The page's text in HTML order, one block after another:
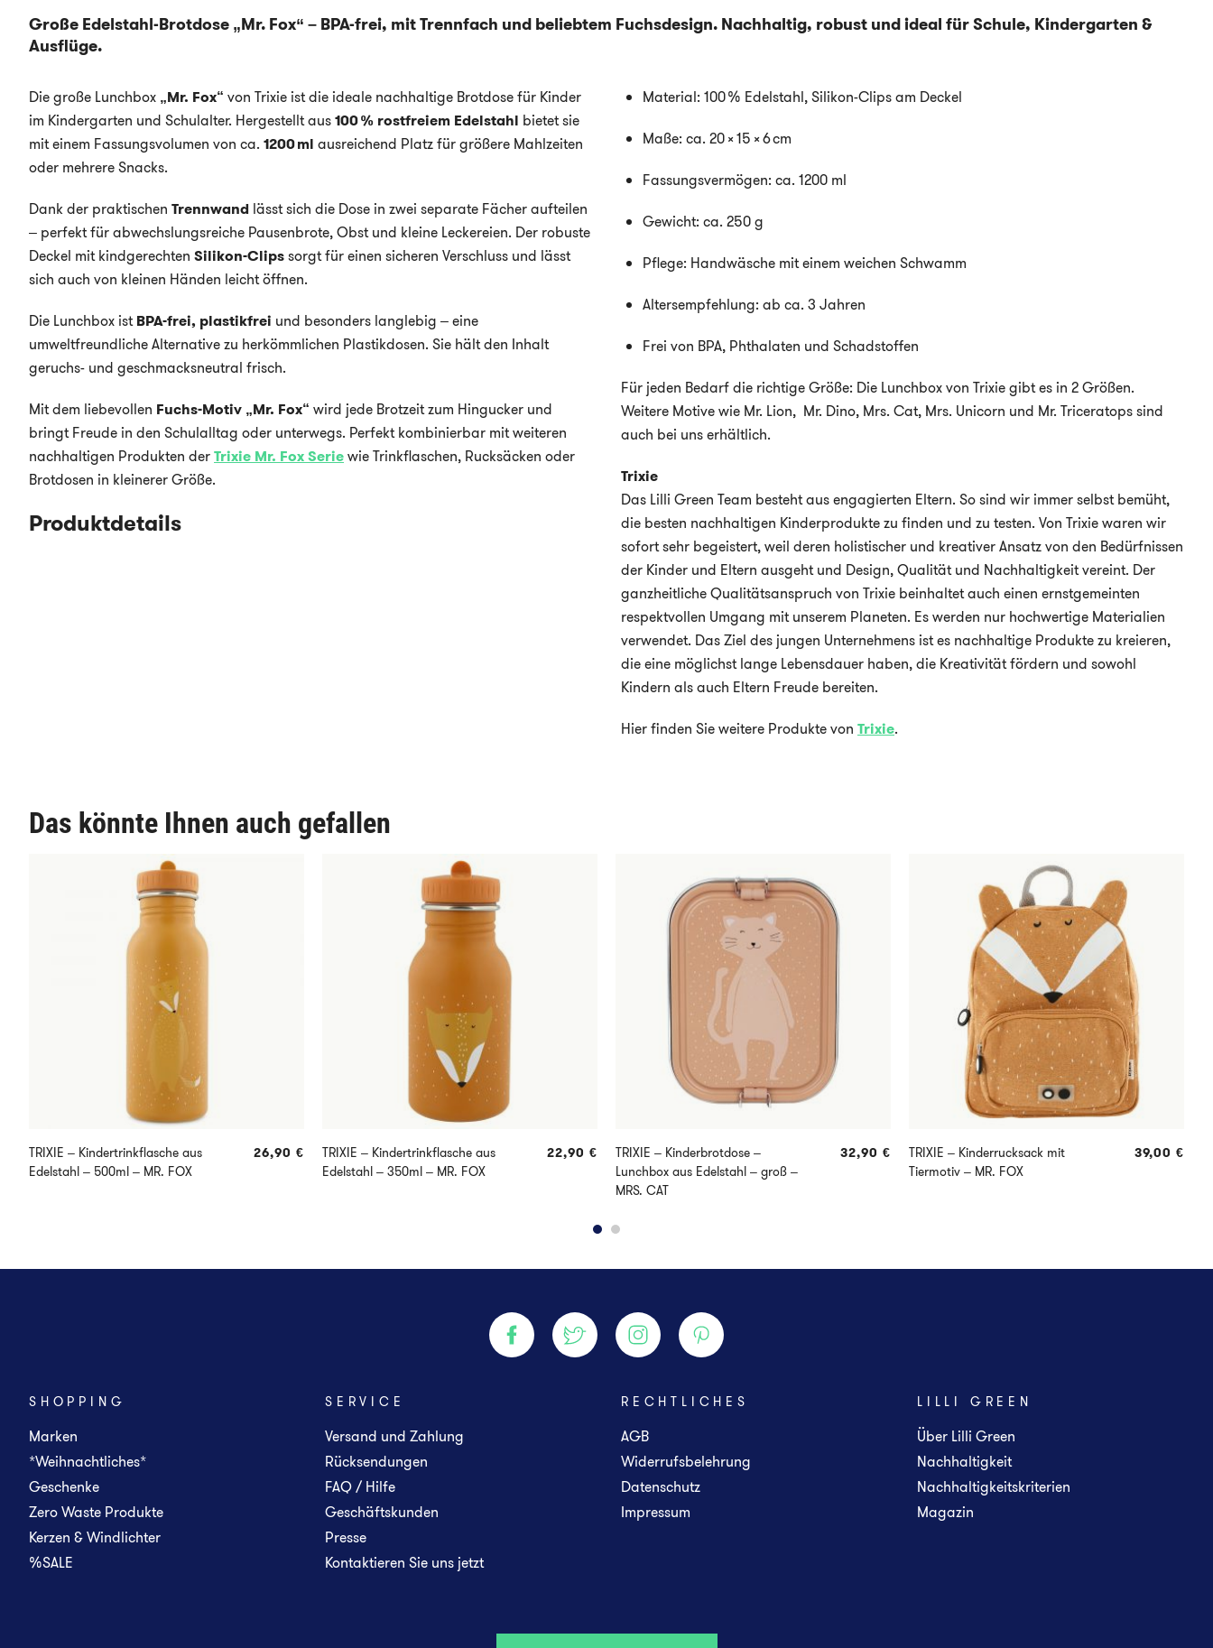
Große Edelstahl-Brotdose „Mr. Fox“ – BPA-frei, mit Trennfach und beliebtem Fuchsdesign. Nachhaltig, robust und ideal für Schule, Kindergarten &
Ausflüge.
Die große Lunchbox „Mr. Fox“ von Trixie ist die ideale nachhaltige Brotdose für Kinder
im Kindergarten und Schulalter. Hergestellt aus100 % rostfreiem Edelstahl bietet sie
mit einem Fassungsvolumen von ca. 1200 ml ausreichend Platz für größere Mahlzeiten
oder mehrere Snacks.
Dank der praktischen Trennwand lässt sich die Dose in zwei separate Fächer aufteilen
– perfekt für abwechslungsreiche Pausenbrote, Obst und kleine Leckereien. Der robuste
Deckel mit kindgerechten Silikon-Clipssorgt für einen sicheren Verschluss und lässt
sich auch von kleinen Händen leicht öffnen.
Die Lunchbox istBPA-frei, plastikfrei und besonders langlebig – eine
umweltfreundliche Alternative zu herkömmlichen Plastikdosen. Sie hält den Inhalt
geruchs- und geschmacksneutral frisch.
Mit dem liebevollen Fuchs-Motiv „Mr. Fox“ wird jede Brotzeit zum Hingucker und
bringt Freude in den Schulalltag oder unterwegs. Perfekt kombinierbar mit weiteren
nachhaltigen Produkten derTrixie Mr. Fox Seriewie Trinkflaschen, Rucksäcken oder
Brotdosen in kleinerer Größe.
Produktdetails
Material: 100 % Edelstahl, Silikon-Clips am Deckel
Maße: ca. 20 × 15 × 6 cm
Fassungsvermögen: ca. 1200 ml
Gewicht: ca. 250 g
Pflege: Handwäsche mit einem weichen Schwamm
Altersempfehlung: ab ca. 3 Jahren
Frei von BPA, Phthalaten und Schadstoffen
Für jeden Bedarf die richtige Größe: Die Lunchbox von Trixie gibt es in 2 Größen.
Weitere Motive wie Mr. Lion, Mr. Dino, Mrs. Cat, Mrs. Unicorn und Mr. Triceratops sind
auch bei uns erhältlich.
Trixie
Das Lilli Green Team besteht aus engagierten Eltern. So sind wir immer selbst bemüht,
die besten nachhaltigen Kinderprodukte zu finden und zu testen. Von Trixie waren wir
sofort sehr begeistert, weil deren holistischer und kreativer Ansatz von den Bedürfnissen
der Kinder und Eltern ausgeht und Design, Qualität und Nachhaltigkeit vereint. Der
ganzheitliche Qualitätsanspruch von Trixie beinhaltet auch einen ernstgemeinten
respektvollen Umgang mit unserem Planeten. Es werden nur hochwertige Materialien
verwendet. Das Ziel des jungen Unternehmens ist es nachhaltige Produkte zu kreieren,
die eine möglichst lange Lebensdauer haben, die Kreativität fördern und sowohl
Kindern als auch Eltern Freude bereiten.
Hier finden Sie weitere Produkte von Trixie.
Das könnte Ihnen auch gefallen
TRIXIE – Kindertrinkflasche aus
Edelstahl – 500ml – MR. FOX
26,90 €
TRIXIE – Kindertrinkflasche aus
Edelstahl – 350ml – MR. FOX
22,90 €
TRIXIE – Kinderbrotdose –
Lunchbox aus Edelstahl – groß –
MRS. CAT
32,90 €
TRIXIE – Kinderrucksack mit
Tiermotiv – MR. FOX
39,00 €
SHOPPING
Marken
*Weihnachtliches*
Geschenke
Zero Waste Produkte
Kerzen & Windlichter
%SALE
SERVICE
Versand und Zahlung
Rücksendungen
FAQ / Hilfe
Geschäftskunden
Presse
Kontaktieren Sie uns jetzt
RECHTLICHES
AGB
Widerrufsbelehrung
Datenschutz
Impressum
LILLI GREEN
Über Lilli Green
Nachhaltigkeit
Nachhaltigkeitskriterien
Magazin